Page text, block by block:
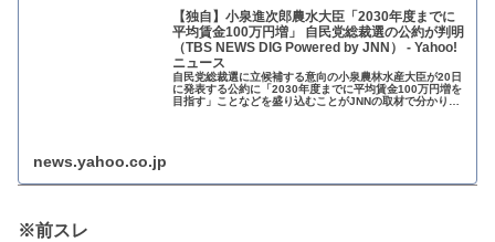
【独自】小泉進次郎農水大臣「2030年度までに
平均賃金100万円増」 自民党総裁選の公約が判明
（TBS NEWS DIG Powered by JNN） - Yahoo!
ニュース
自民党総裁選に立候補する意向の小泉農林水産大臣が20日
に発表する公約に「2030年度までに平均賃金100万円増を
目指す」ことなどを盛り込むことがJNNの取材で分かりま
news.yahoo.co.jp
※前スレ